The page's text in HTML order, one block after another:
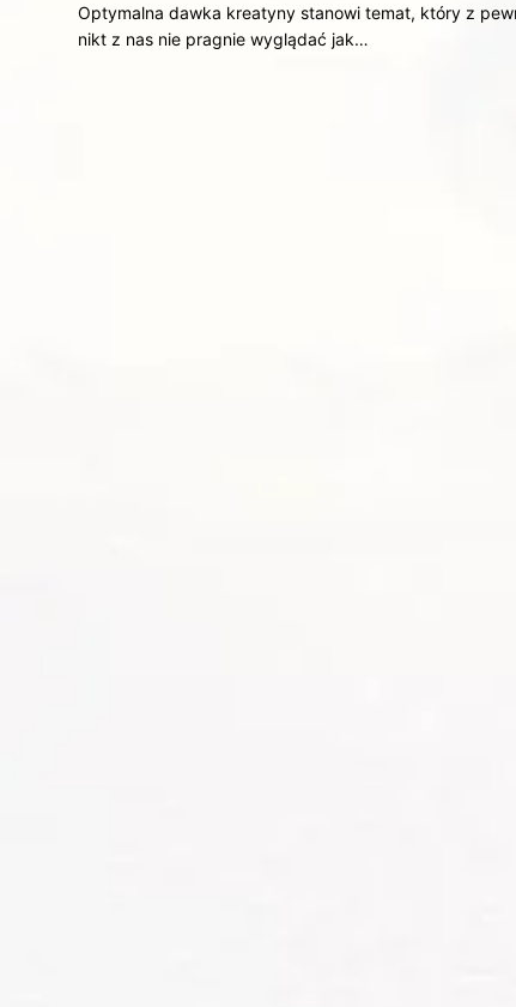
Optymalna dawka kreatyny stanowi temat, który z
nikt z nas nie pragnie wyglądać jak…